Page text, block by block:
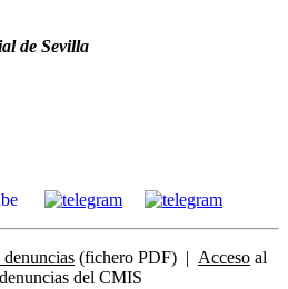
de Sevilla
(fichero PDF) | Acceso al
del CMIS